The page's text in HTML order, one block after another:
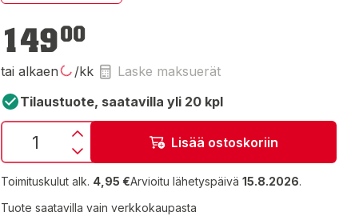
149,00 €
14900
tai alkaen /kk
Laske maksuerät
Tilaustuote, saatavilla yli 20 kpl
Lisää ostoskoriin
Toimituskulut alk. 4,95 €Arvioitu lähetyspäivä 15.8.2026.
Tuote saatavilla vain verkkokaupasta